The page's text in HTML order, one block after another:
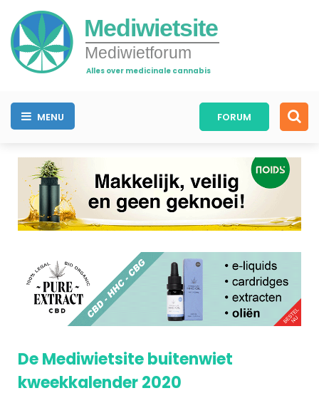
Mediwietsite
Mediwietforum
Alles over medicinale cannabis
MENU FORUM
De Mediwietsite buitenwiet
kweekkalender 2020